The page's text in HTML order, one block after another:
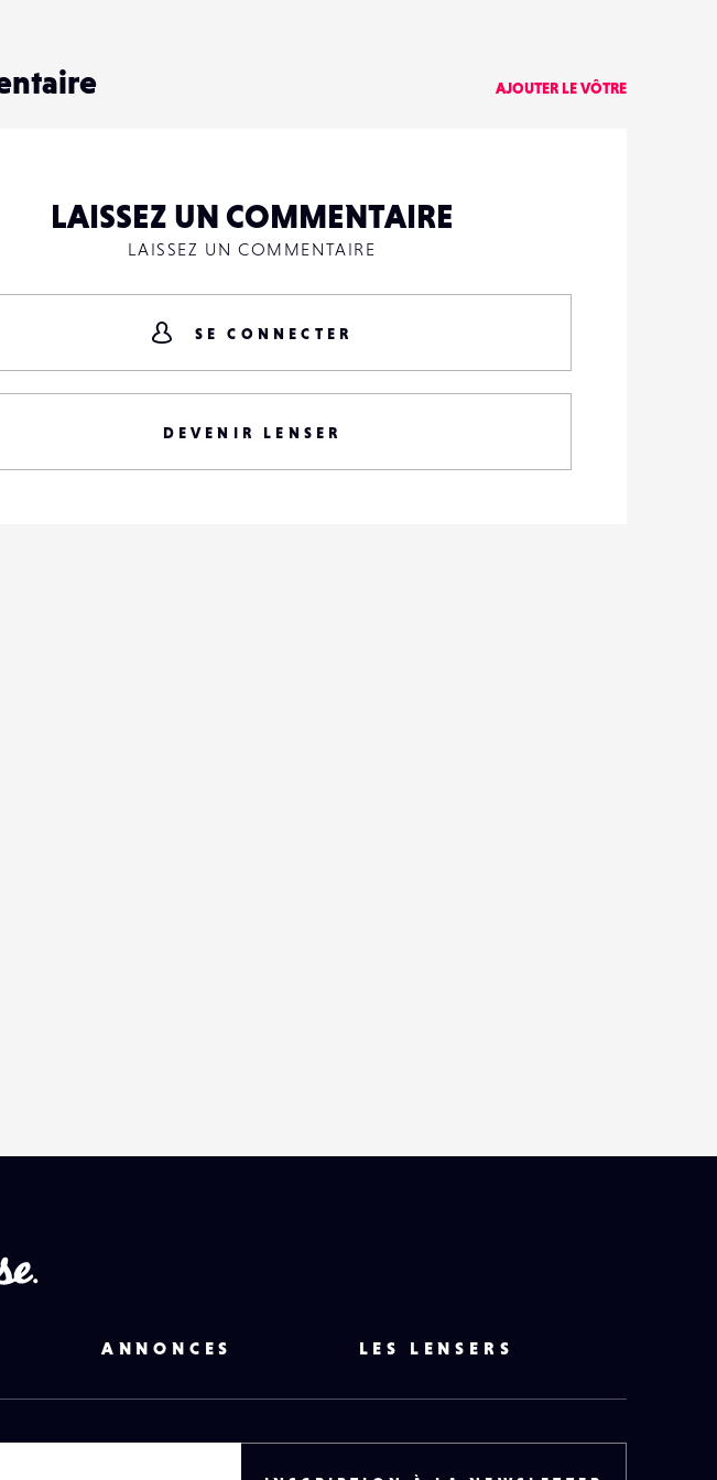
AJOUTER LE VÔTRE
LAISSEZ UN COMMENTAIRE
LAISSEZ UN COMMENTAIRE
SE CONNECTER
DEVENIR LENSER
ANNONCES LES LENSERS